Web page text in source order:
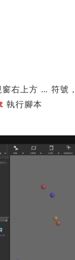
右上方 … 符號
執行腳本